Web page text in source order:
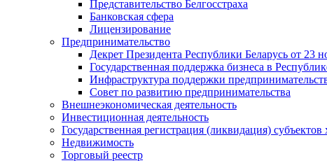
Представительство Белгосстраха
Банковская сфера
Лицензирование
Предпринимательство
Декрет Президента Республики Беларусь от 23
Государственная поддержка бизнеса в
Инфраструктура поддержки
Совет по развитию предпринимательства
Внешнеэкономическая деятельность
Инвестиционная деятельность
Государственная регистрация (ликвидация) субъектов
Недвижимость
Торговый реестр